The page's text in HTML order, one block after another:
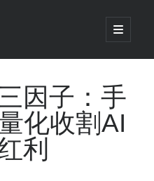
open
primary
分化
因子：手
化收割AI
利